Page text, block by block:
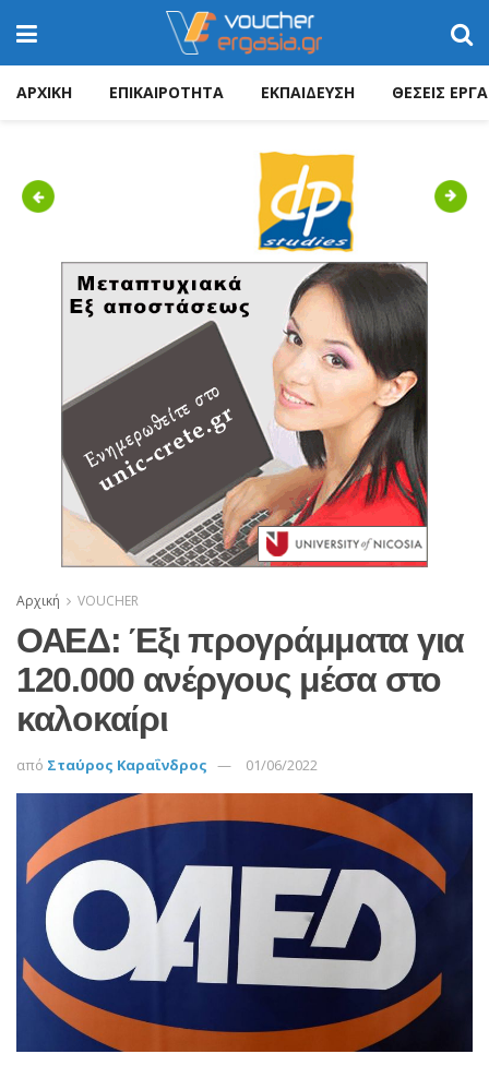
ΑΡΧΙΚΗ ΕΠΙΚΑΙΡΟΤΗΤΑ ΕΚΠΑΙΔΕΥΣΗ ΘΕΣΕΙΣ
Previous Next
Αρχική VOUCHER
ΟΑΕΔ: Έξι προγράμματα για
120.000 ανέργους μέσα στο
καλοκαίρι
από Σταύρος Καραΐνδρος 01/06/2022